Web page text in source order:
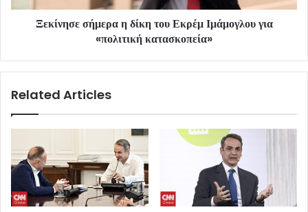
Ξεκίνησε σήμερα η δίκη του Εκρέμ Ιμάμογλου για
«πολιτική κατασκοπεία»
Related Articles